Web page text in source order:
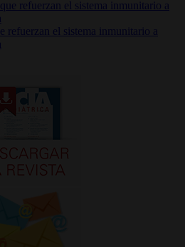
refuerzan el sistema inmunitario a